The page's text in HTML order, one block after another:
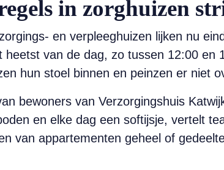
in zorghuizen
en verpleeghuizen lijken nu
heetst van de dag, zo tussen 12:00 en
hun stoel binnen en peinzen er niet
bewoners van Verzorgingshuis
en elke dag een softijsje, vertelt
van appartementen geheel of